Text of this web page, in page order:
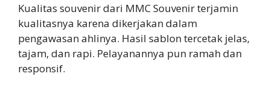
Kualitas souvenir dari MMC Souvenir terjamin
kualitasnya karena dikerjakan dalam
pengawasan ahlinya. Hasil sablon tercetak jelas,
tajam, dan rapi. Pelayanannya pun ramah dan
responsif.